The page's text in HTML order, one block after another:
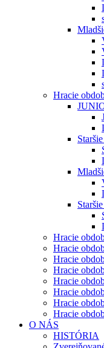
Hracie
Hracie
Hracie
Hracie
Hracie
Hracie
Hracie
Hracie
Hracie
O NÁS
HISTÓRIA